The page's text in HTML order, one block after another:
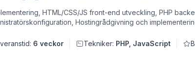
HTML/CSS/JS front-end utveckling, PHP
Hostingrådgivning och
6 veckor Tekniker: PHP, JavaScript